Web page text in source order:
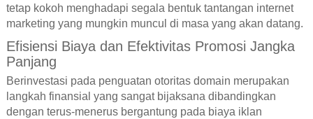
tetap kokoh menghadapi segala bentuk tantangan internet
marketing yang mungkin muncul di masa yang akan datang.
Efisiensi Biaya dan Efektivitas Promosi Jangka
Panjang
Berinvestasi pada penguatan otoritas domain merupakan
langkah finansial yang sangat bijaksana dibandingkan
dengan terus-menerus bergantung pada biaya iklan